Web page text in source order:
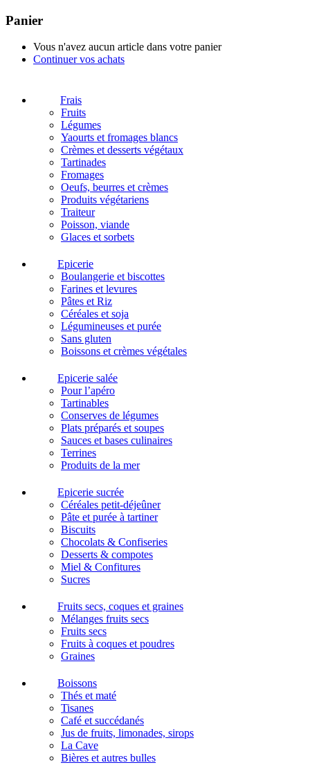
Panier
Vous n'avez aucun article dans votre panier
Continuer vos achats
Frais
Fruits
Légumes
Yaourts et fromages blancs
Crèmes et desserts végétaux
Tartinades
Fromages
Oeufs, beurres et crèmes
Produits végétariens
Traiteur
Poisson, viande
Glaces et sorbets
Epicerie
Boulangerie et biscottes
Farines et levures
Pâtes et Riz
Céréales et soja
Légumineuses et purée
Sans gluten
Boissons et crèmes végétales
Epicerie salée
Pour l’apéro
Tartinables
Conserves de légumes
Plats préparés et soupes
Sauces et bases culinaires
Terrines
Produits de la mer
Epicerie sucrée
Céréales petit-déjeûner
Pâte et purée à tartiner
Biscuits
Chocolats & Confiseries
Desserts & compotes
Miel & Confitures
Sucres
Fruits secs, coques et graines
Mélanges fruits secs
Fruits secs
Fruits à coques et poudres
Graines
Boissons
Thés et maté
Tisanes
Café et succédanés
Jus de fruits, limonades, sirops
La Cave
Bières et autres bulles